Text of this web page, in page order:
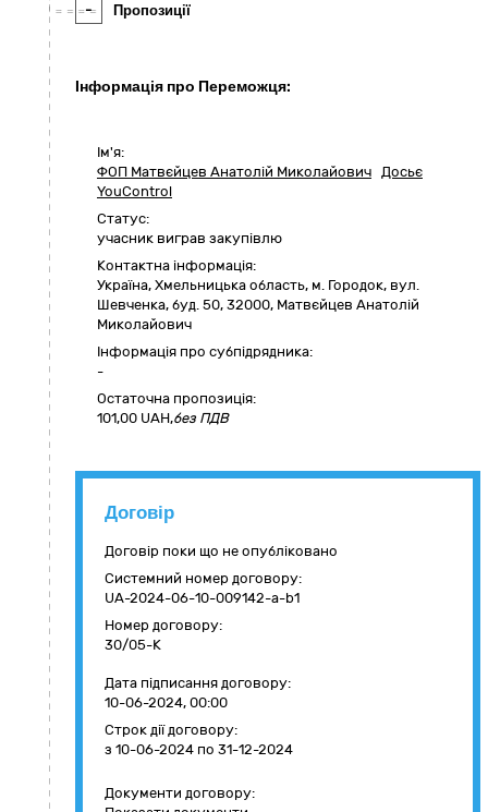
- Пропозиції
Інформація про Переможця:
Ім'я:
ФОП Матвєйцев Анатолій Миколайович Досьє
YouControl
Статус:
учасник виграв закупівлю
Контактна інформація:
Україна, Хмельницька область, м. Городок, вул.
Шевченка, буд. 50, 32000, Матвєйцев Анатолій
Миколайович
Інформація про субпідрядника:
-
Остаточна пропозиція:
101,00 UAH,без ПДВ
Договір
Договір поки що не опубліковано
Системний номер договору:
UA-2024-06-10-009142-a-b1
Номер договору:
30/05-К
Дата підписання договору:
10-06-2024, 00:00
Строк дії договору:
з 10-06-2024 по 31-12-2024
Документи договору: